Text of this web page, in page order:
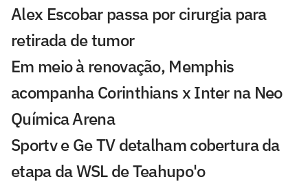
Alex Escobar passa por cirurgia para
retirada de tumor
Em meio à renovação, Memphis
acompanha Corinthians x Inter na Neo
Química Arena
Sportv e Ge TV detalham cobertura da
etapa da WSL de Teahupo'o